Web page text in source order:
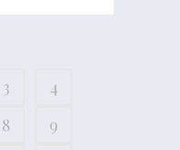
3
4
8
9